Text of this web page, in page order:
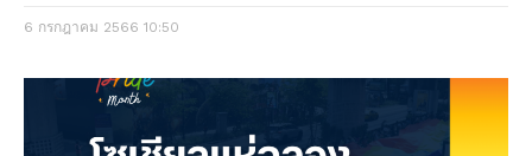
6 กรกฎาคม 2566 10:50